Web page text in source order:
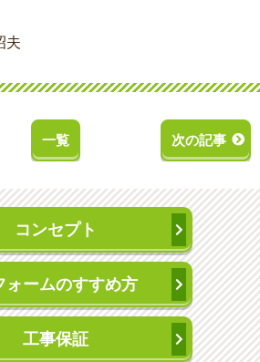
夫
一覧 次の記事
コンセプト
ォームのすすめ方
工事保証